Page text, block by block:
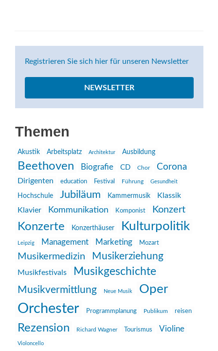
Registrieren Sie sich hier für unseren Newsletter
NEWSLETTER
Themen
Akustik Arbeitsplatz Architektur Ausbildung
Beethoven Biografie CD Chor Corona
Dirigenten education Festival Führung Gesundheit
Hochschule Jubiläum Kammermusik
Klassik
Klavier
Kommunikation Komponist Konzert
Konzerte Konzerthäuser Kulturpolitik
Leipzig Management Marketing Mozart
Musikermedizin Musikerziehung
Musikfestivals Musikgeschichte
Musikvermittlung Neue Musik Oper
Orchester Programmplanung Publikum reisen
Rezension Richard Wagner Tourismus Violine
Violoncello